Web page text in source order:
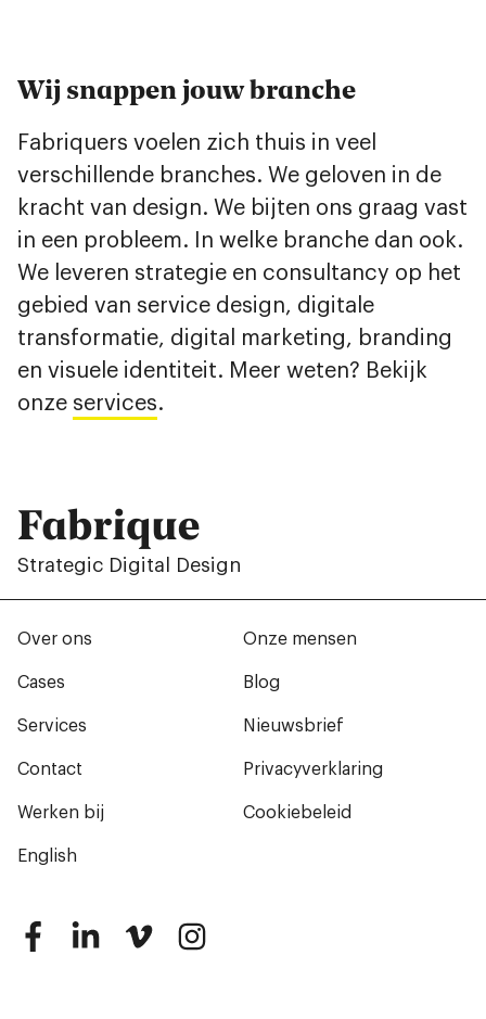
Wij snappen jouw branche
Fabriquers voelen zich thuis in veel
verschillende branches. We geloven in de
kracht van design. We bijten ons graag vast
in een probleem. In welke branche dan ook.
We leveren strategie en consultancy op het
gebied van service design, digitale
transformatie, digital marketing, branding
en visuele identiteit. Meer weten? Bekijk
onze services.
Fabrique
Strategic Digital Design
Over ons
Cases
Services
Onze mensen
Blog
Nieuwsbrief
Contact
Werken bij
English
Privacyverklaring
Cookiebeleid